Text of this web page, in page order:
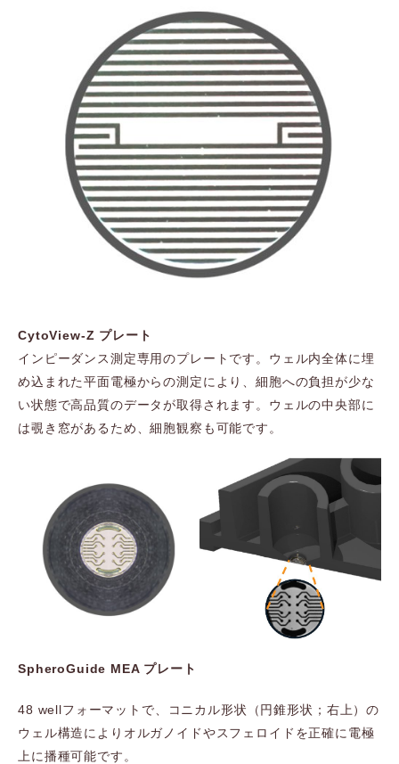
CytoView-Z プレート
インピーダンス測定専用のプレートです。ウェル内全体に埋
め込まれた平面電極からの測定により、細胞への負担が少な
い状態で高品質のデータが取得されます。ウェルの中央部に
は覗き窓があるため、細胞観察も可能です。
SpheroGuide MEA プレート
48 wellフォーマットで、コニカル形状（円錐形状；右上）の
ウェル構造によりオルガノイドやスフェロイドを正確に電極
上に播種可能です。